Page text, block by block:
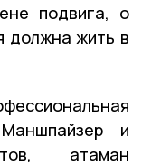
подвига, о
должна жить в
и
атаман